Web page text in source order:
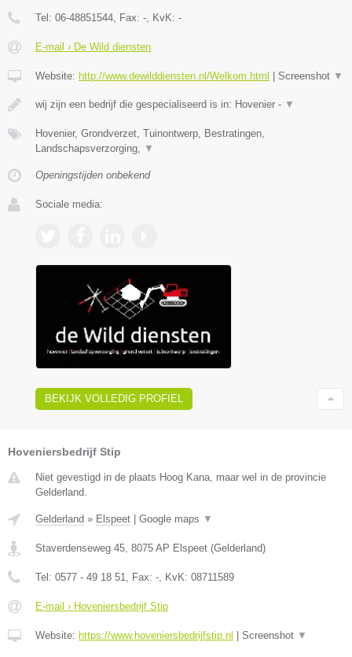
Tel: 06-48851544, Fax: -, KvK: -
E-mail › De Wild diensten
Website: http://www.dewilddiensten.nl/Welkom.html Screenshot ▼
wij zijn een bedrijf die gespecialiseerd is in: Hovenier - ▼
Hovenier, Grondverzet, Tuinontwerp, Bestratingen,
Landschapsverzorging, ▼
Openingstijden onbekend
Sociale media:
BEKIJK VOLLEDIG PROFIEL
Hoveniersbedrijf Stip
Niet gevestigd in de plaats Hoog Kana, maar wel in de provincie
Gelderland.
Gelderland » Elspeet Google maps ▼
Staverdenseweg 45, 8075 AP Elspeet (Gelderland)
Tel: 0577 - 49 18 51, Fax: -, KvK: 08711589
E-mail › Hoveniersbedrijf Stip
Website: https://www.hoveniersbedrijfstip.nl Screenshot ▼